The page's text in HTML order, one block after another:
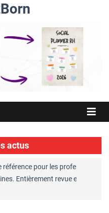
actus
pour les professionnels
Entièrement revue et